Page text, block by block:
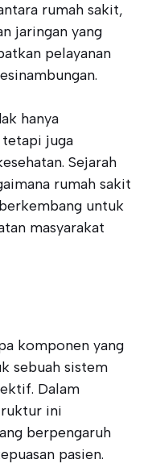
rumah sakit,
jaringan yang
pelayanan
hanya
tetapi juga
Sejarah
rumah sakit
untuk
masyarakat
komponen yang
sebuah sistem
Dalam
ini
berpengaruh
pasien.